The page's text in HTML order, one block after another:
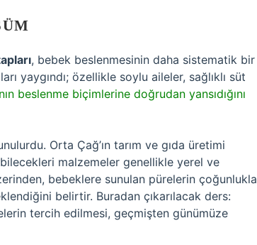
, bebek beslenmesinin daha sistematik bir
yaygındı; özellikle soylu aileler, sağlıklı süt
beslenme biçimlerine doğrudan yansıdığını
Orta Çağ’ın tarım ve gıda üretimi
malzemeler genellikle yerel ve
bebeklere sunulan pürelerin çoğunlukla
belirtir. Buradan çıkarılacak ders:
tercih edilmesi, geçmişten günümüze